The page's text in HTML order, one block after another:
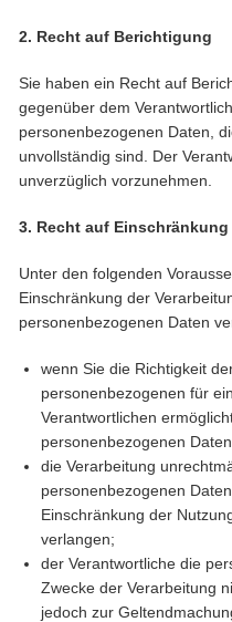
2. Recht auf Berichtigung
Sie haben ein Recht auf
gegenüber dem
personenbezogenen Daten,
unvollständig sind. Der
unverzüglich vorzunehmen.
3. Recht auf
Unter den folgenden
Einschränkung der
personenbezogenen Daten
wenn Sie die Richtigkeit
personenbezogenen für
Verantwortlichen
personenbezogenen
die Verarbeitung
personenbezogenen
Einschränkung der
verlangen;
der Verantwortliche die
Zwecke der Verarbeitung
jedoch zur